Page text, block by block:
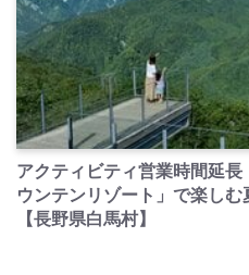
アクティビティ営業時間延
ウンテンリゾート」で楽し
【長野県白馬村】